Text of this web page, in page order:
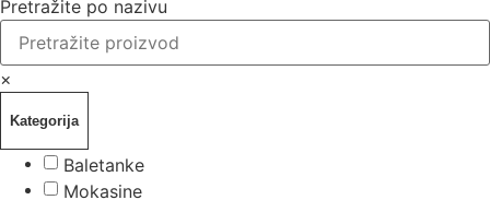
Pretražite po nazivu
×
Kategorija
Baletanke
Mokasine